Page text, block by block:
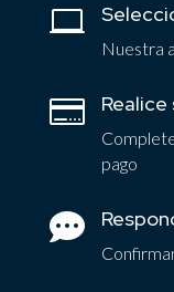

Nuestra

pago
